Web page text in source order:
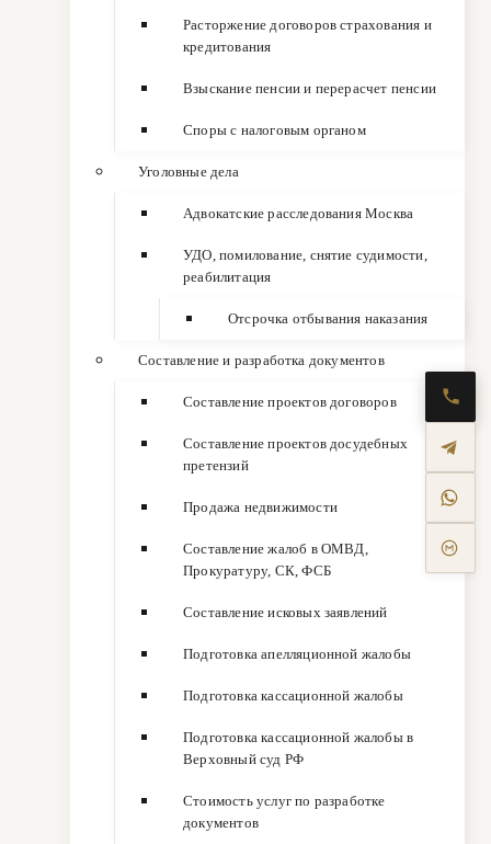
Расторжение договоров страхования и
кредитования
Взыскание пенсии и перерасчет пенсии
Споры с налоговым органом
Уголовные дела
Адвокатские расследования Москва
УДО, помилование, снятие судимости,
реабилитация
Отсрочка отбывания наказания
Составление и разработка документов
Составление проектов договоров
Составление проектов досудебных
претензий
Продажа недвижимости
Составление жалоб в ОМВД,
Прокуратуру, СК, ФСБ
Составление исковых заявлений
Подготовка апелляционной жалобы
Подготовка кассационной жалобы
Подготовка кассационной жалобы в
Верховный суд РФ
Стоимость услуг по разработке
документов